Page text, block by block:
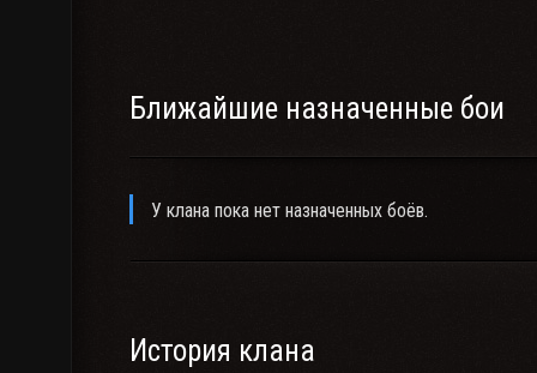
Ближайшие назначенные бои
У клана пока нет назначенных боёв.
История клана